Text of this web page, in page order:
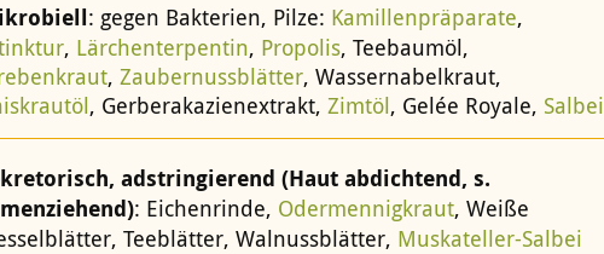
: gegen Bakterien, Pilze: Kamillenpräparate,
, Lärchenterpentin, Propolis, Teebaumöl,
, Zaubernussblätter, Wassernabelkraut,
, Gerberakazienextrakt, Zimtöl, Gelée Royale, Salbei
adstringierend (Haut abdichtend, s.
: Eichenrinde, Odermennigkraut, Weiße
Teeblätter, Walnussblätter, Muskateller-Salbei